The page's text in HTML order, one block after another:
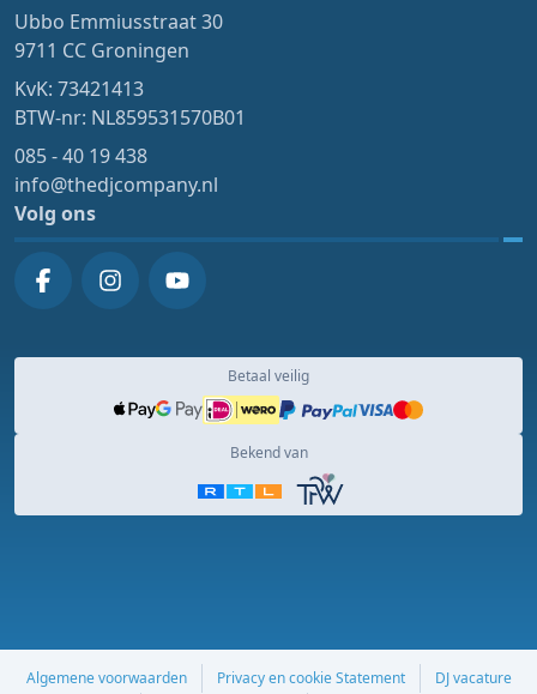
Ubbo Emmiusstraat 30
9711 CC Groningen
KvK: 73421413
BTW-nr: NL859531570B01
085 - 40 19 438
info@thedjcompany.nl
Volg ons
Betaal veilig
Bekend van
Algemene voorwaarden Privacy en cookie Statement DJ vacature